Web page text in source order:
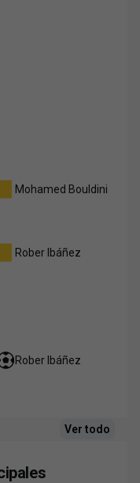
Mohamed Bouldini
Rober Ibáñez
Rober Ibáñez
Ver todo